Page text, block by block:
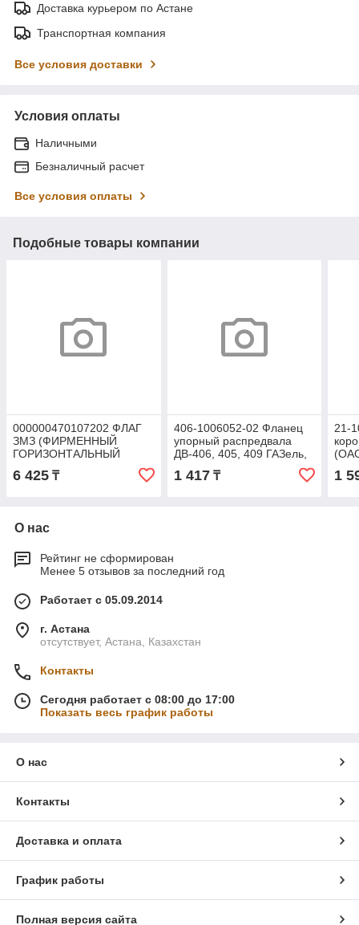
Доставка курьером по Астане
Транспортная компания
Все условия доставки
Условия оплаты
Наличными
Безналичный расчет
Все условия оплаты
Подобные товары компании
000000470107202 ФЛАГ
ЗМЗ (ФИРМЕННЫЙ
ГОРИЗОНТАЛЬНЫЙ
1М*2М)
6 425 ₸
406-1006052-02 Фланец
упорный распредвала
ДВ-406, 405, 409 ГАЗель,
Волга, УАЗ (ОАО ЗМЗ)
1 417₸
21-
1
О нас
Рейтинг не сформирован
Менее 5 отзывов за последний год
Работает с 05.09.2014
г. Астана
отсутствует, Астана, Казахстан
Контакты
Сегодня работает с 08:00 до 17:00
Показать весь график работы
О нас
Контакты
Доставка и оплата
График работы
Полная версия сайта